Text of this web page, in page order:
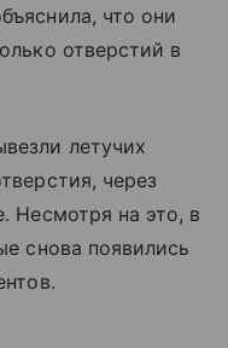
что они
отверстий в
летучих
через
Несмотря на это, в
снова появились